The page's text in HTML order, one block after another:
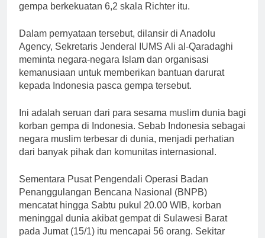
gempa berkekuatan 6,2 skala Richter itu.
Dalam pernyataan tersebut, dilansir di Anadolu
Agency, Sekretaris Jenderal IUMS Ali al-Qaradaghi
meminta negara-negara Islam dan organisasi
kemanusiaan untuk memberikan bantuan darurat
kepada Indonesia pasca gempa tersebut.
Ini adalah seruan dari para sesama muslim dunia bagi
korban gempa di Indonesia. Sebab Indonesia sebagai
negara muslim terbesar di dunia, menjadi perhatian
dari banyak pihak dan komunitas internasional.
Sementara Pusat Pengendali Operasi Badan
Penanggulangan Bencana Nasional (BNPB)
mencatat hingga Sabtu pukul 20.00 WIB, korban
meninggal dunia akibat gempat di Sulawesi Barat
pada Jumat (15/1) itu mencapai 56 orang. Sekitar